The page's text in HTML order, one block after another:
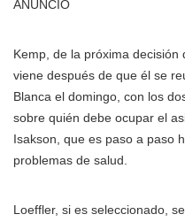
ANUNCIO
Kemp, de la próxima
viene después de que él se
Blanca el domingo, con los
sobre quién debe ocupar el
Isakson, que es paso a paso
problemas de salud.
Loeffler, si es seleccionado,